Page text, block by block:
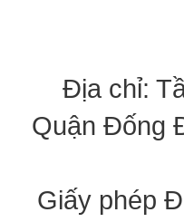
Địa chỉ:
Quận Đống
Giấy phép